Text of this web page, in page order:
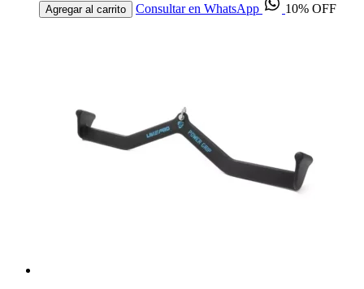
Agregar al carrito Consultar en WhatsApp 10% OFF